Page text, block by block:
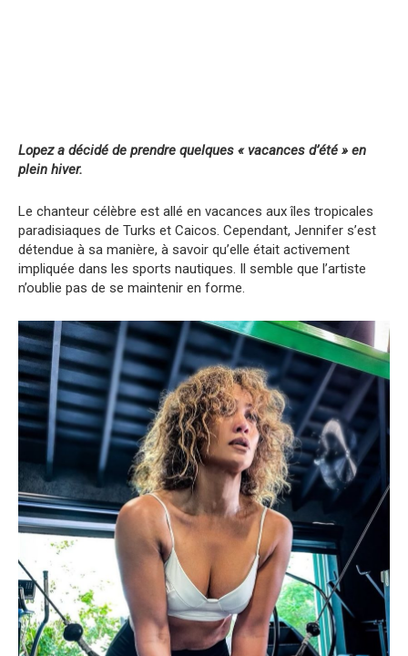
Lopez a décidé de prendre quelques « vacances d’été » en
plein hiver.
Le chanteur célèbre est allé en vacances aux îles tropicales
paradisiaques de Turks et Caicos. Cependant, Jennifer s’est
détendue à sa manière, à savoir qu’elle était activement
impliquée dans les sports nautiques. Il semble que l’artiste
n’oublie pas de se maintenir en forme.